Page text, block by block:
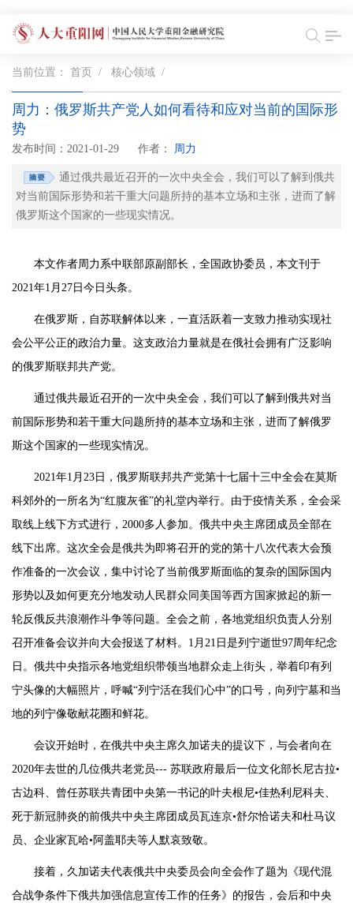
当前位置： 首页 / 核心领域 /
周力：俄罗斯共产党人如何看待和应对当前的国际形
势
发布时间：2021-01-29 作者： 周力
通过俄共最近召开的一次中央全会，我们可以了解到俄共
对当前国际形势和若干重大问题所持的基本立场和主张，进而了解
俄罗斯这个国家的一些现实情况。
本文作者周力系中联部原副部长，全国政协委员，本文刊于
2021年1月27日今日头条。
在俄罗斯，自苏联解体以来，一直活跃着一支致力推动实现社
会公平公正的政治力量。这支政治力量就是在俄社会拥有广泛影响
的俄罗斯联邦共产党。
通过俄共最近召开的一次中央全会，我们可以了解到俄共对当
前国际形势和若干重大问题所持的基本立场和主张，进而了解俄罗
斯这个国家的一些现实情况。
2021年1月23日，俄罗斯联邦共产党第十七届十三中全会在莫斯
科郊外的一所名为“红腹灰雀”的礼堂内举行。由于疫情关系，全会采
取线上线下方式进行，2000多人参加。俄共中央主席团成员全部在
线下出席。这次全会是俄共为即将召开的党的第十八次代表大会预
作准备的一次会议，集中讨论了当前俄罗斯面临的复杂的国际国内
形势以及如何更充分地发动人民群众同美国等西方国家掀起的新一
轮反俄反共浪潮作斗争等问题。全会之前，各地党组织负责人分别
召开准备会议并向大会报送了材料。1月21日是列宁逝世97周年纪念
日。俄共中央指示各地党组织带领当地群众走上街头，举着印有列
宁头像的大幅照片，呼喊“列宁活在我们心中”的口号，向列宁墓和当
地的列宁像敬献花圈和鲜花。
会议开始时，在俄共中央主席久加诺夫的提议下，与会者向在
2020年去世的几位俄共老党员--- 苏联政府最后一位文化部长尼古拉•
古边科、曾任苏联共青团中央第一书记的叶夫根尼•佳热利尼科夫、
死于新冠肺炎的前俄共中央主席团成员瓦连京•舒尔恰诺夫和杜马议
员、企业家瓦哈•阿盖耶夫等人默哀致敬。
接着，久加诺夫代表俄共中央委员会向全会作了题为《现代混
合战争条件下俄共加强信息宣传工作的任务》的报告，会后和中央